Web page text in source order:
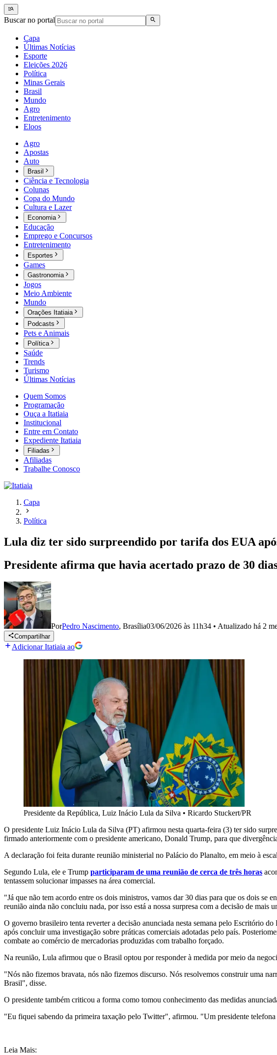
Buscar no portal
Capa
Últimas Notícias
Esporte
Eleições 2026
Política
Minas Gerais
Brasil
Mundo
Agro
Entretenimento
Eloos
Agro
Apostas
Auto
Brasil
Ciência e Tecnologia
Colunas
Copa do Mundo
Cultura e Lazer
Economia
Educação
Emprego e Concursos
Entretenimento
Esportes
Games
Gastronomia
Jogos
Meio Ambiente
Mundo
Orações Itatiaia
Podcasts
Pets e Animais
Política
Saúde
Trends
Turismo
Últimas Notícias
Quem Somos
Programação
Ouça a Itatiaia
Institucional
Entre em Contato
Expediente Itatiaia
Filiadas
Afiliadas
Trabalhe Conosco
Capa
Política
Lula diz ter sido surpreendido por tarifa dos EUA
Presidente afirma que havia acertado prazo de 30
PorPedro Nascimento, Brasília03/06/2026 às 11h34 • Atualizado há 2
Compartilhar
Adicionar Itatiaia ao
Presidente da República, Luiz Inácio Lula da Silva • Ricardo Stuckert/PR
O presidente Luiz Inácio Lula da Silva (PT) afirmou nesta quarta-feira (3) ter sido
firmado anteriormente com o presidente americano, Donald Trump, para que
A declaração foi feita durante reunião ministerial no Palácio do Planalto, em meio à
Segundo Lula, ele e Trump participaram de uma reunião de cerca de três horas
tentassem solucionar impasses na área comercial.
"Já que não tem acordo entre os dois ministros, vamos dar 30 dias para que os dois
reunião ainda não concluiu nada, por isso está a nossa surpresa com a decisão de
O governo brasileiro tenta reverter a decisão anunciada nesta semana pelo Escritório
após concluir uma investigação sobre práticas comerciais adotadas pelo país.
combate ao comércio de mercadorias produzidas com trabalho forçado.
Na reunião, Lula afirmou que o Brasil optou por responder à medida por meio da
"Nós não fizemos bravata, nós não fizemos discurso. Nós resolvemos construir uma
Brasil", disse.
O presidente também criticou a forma como tomou conhecimento das medidas
"Eu fiquei sabendo da primeira taxação pelo Twitter", afirmou. "Um presidente
Leia Mais: